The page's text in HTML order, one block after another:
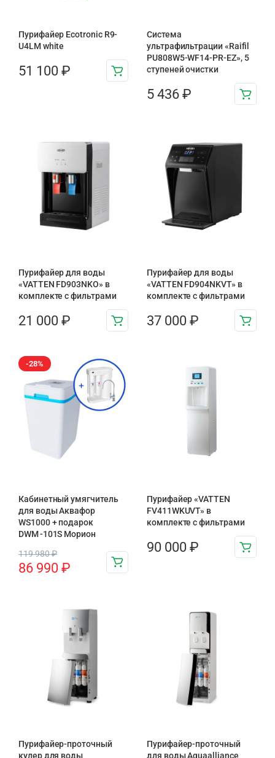
Пурифайер Ecotronic R9-
U4LM white
51 100 ₽
Система
ультрафильтрации «Raifil
PU808W5-WF14-PR-EZ», 5
ступеней очистки
5 436 ₽
Пурифайер для воды
«VATTEN FD903NKO» в
комплекте с фильтрами
21 000 ₽
Пурифайер для воды
«VATTEN FD904NKVT» в
комплекте с фильтрами
37 000 ₽
-28%
Кабинетный умягчитель
для воды Аквафор
WS1000 + подарок
DWM -101S Морион
119 980₽
86 990 ₽
Пурифайер «VATTEN
FV411WKUVT» в
комплекте с фильтрами
90 000 ₽
Пурифайер-проточный
кулер для воды
Пурифайер-проточный
для воды Aquaalliance